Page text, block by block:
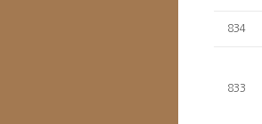
834
833